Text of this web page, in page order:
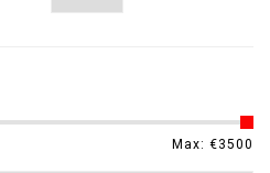
Max: €3500